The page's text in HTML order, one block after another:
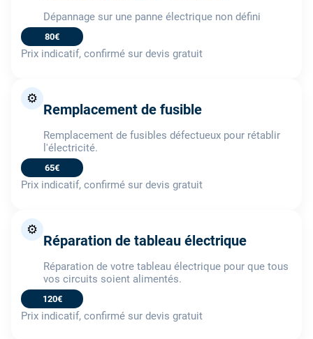
Dépannage sur une panne électrique non défini
80€
Prix indicatif, confirmé sur devis gratuit
⚙️
Remplacement de fusible
Remplacement de fusibles défectueux pour rétablir
l'électricité.
65€
Prix indicatif, confirmé sur devis gratuit
⚙️
Réparation de tableau électrique
Réparation de votre tableau électrique pour que tous
vos circuits soient alimentés.
120€
Prix indicatif, confirmé sur devis gratuit